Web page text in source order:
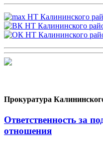
Прокуратура
Ответственность за
отношения